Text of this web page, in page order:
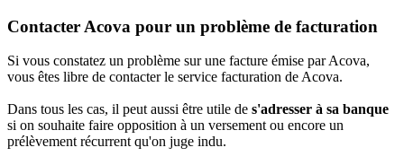
Contacter Acova pour un problème de facturation
Si vous constatez un problème sur une facture émise par Acova,
vous êtes libre de contacter le service facturation de Acova.
Dans tous les cas, il peut aussi être utile de s'adresser à sa banque
si on souhaite faire opposition à un versement ou encore un
prélèvement récurrent qu'on juge indu.